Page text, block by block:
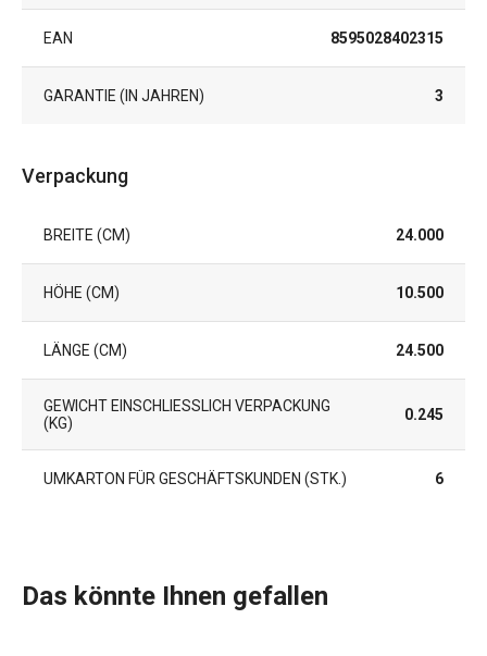
EAN 8595028402315
GARANTIE (IN JAHREN) 3
Verpackung
BREITE (CM) 24.000
HÖHE (CM) 10.500
LÄNGE (CM) 24.500
GEWICHT EINSCHLIESSLICH VERPACKUNG (
KG)
0.245
UMKARTON FÜR GESCHÄFTSKUNDEN (STK.) 6
Das könnte Ihnen gefallen